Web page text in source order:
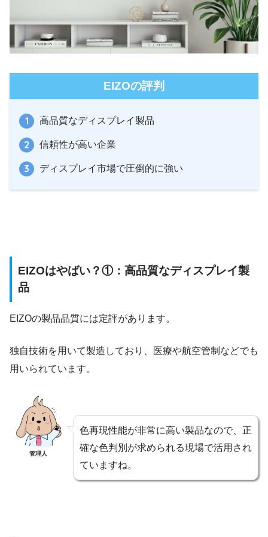
EIZOの評判
高品質なディスプレイ製品
信頼性が高い企業
ディスプレイ市場で圧倒的に強い
EIZOはやばい？①：高品質なディスプレイ製
品
EIZOの製品品質には定評があります。
独自技術を用いて製造しており、医療や航空管制などでも
用いられています。
管理人
色再現性能が非常に高い製品なので、正
確な色判別が求められる現場で活用され
ていますね。